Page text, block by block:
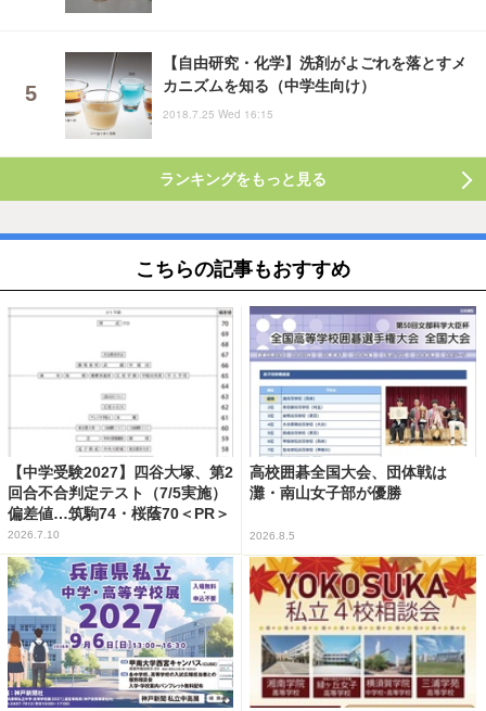
【自由研究・化学】洗剤がよごれを落とすメ
カニズムを知る（中学生向け）
2018.7.25 Wed 16:15
ランキングをもっと見る
こちらの記事もおすすめ
【中学受験2027】四谷大塚、第2
回合不合判定テスト（7/5実施）
偏差値…筑駒74・桜蔭70＜PR＞
2026.7.10
高校囲碁全国大会、団体戦は
灘・南山女子部が優勝
2026.8.5